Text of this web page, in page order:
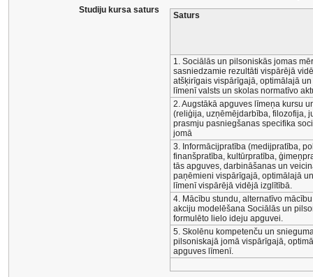
Studiju kursa saturs
Saturs
1. Sociālās un pilsoniskās jomas
sasniedzamie rezultāti vispārējā
atšķirīgais vispārīgajā, optimālajā
līmenī valsts un skolas normatīvo
2. Augstākā apguves līmeņa kursu
(reliģija, uzņēmējdarbība, filozofija,
prasmju pasniegšanas specifika
jomā
3. Informācijpratība (medijpratība,
finanšpratība, kultūrpratība,
tās apguves, darbināšanas un
paņēmieni vispārīgajā, optimālajā
līmenī vispārējā vidējā izglītībā.
4. Mācību stundu, alternatīvo
akciju modelēšana Sociālās un
formulēto lielo ideju apguvei.
5. Skolēnu kompetenču un
pilsoniskajā jomā vispārīgajā,
apguves līmenī.